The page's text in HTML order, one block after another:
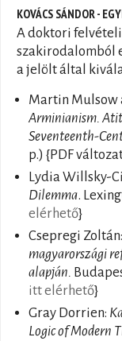
KOVÁCS SÁNDOR -
A doktori
szakirodalomból
a jelölt által
Martin Mulsow
Arminianism.
Seventeenth-
p.) {PDF
Lydia Willsky-
Dilemma.
elérhető}
Csepregi Zoltán:
magyarországi
alapján.
itt elérhető}
Gray Dorrien:
Logic of Modern